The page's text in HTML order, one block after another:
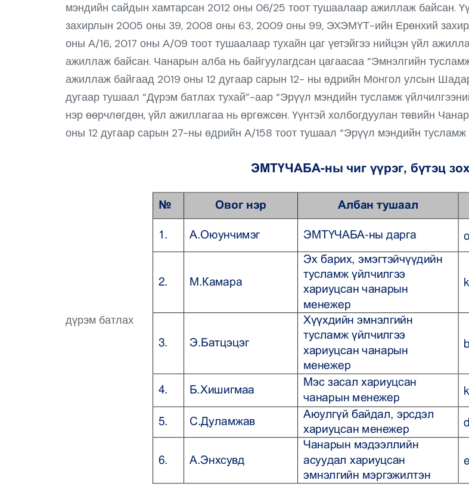
мэндийн сайдын хамтарсан 2012 оны 06/25 тоот тушаалаар ажиллаж
захирлын 2005 оны 39, 2008 оны 63, 2009 оны 99, ЭХЭМҮТ-ийн Ерөнхий
оны А/16, 2017 оны А/09 тоот тушаалаар тухайн цаг үетэйгээ нийцэн үйл
ажиллаж байсан. Чанарын алба нь байгуулагдсан цагаасаа “Эмнэлгийн
ажиллаж байгаад 2019 оны 12 дугаар сарын 12- ны өдрийн Монгол улсын
дугаар тушаал “Дүрэм батлах тухай”-аар “Эрүүл мэндийн тусламж
нэр өөрчлөгдөн, үйл ажиллагаа нь өргөжсөн. Үүнтэй холбогдуулан төвийн
оны 12 дугаар сарын 27-ны өдрийн А/158 тоот тушаал “Эрүүл мэндийн
дүрэм батлах